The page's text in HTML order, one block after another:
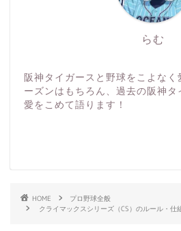
らむ
阪神タイガースと野球をこよな
ーズンはもちろん、過去の阪神タ
愛をこめて語ります！
HOME
プロ野球全般
クライマックスシリーズ（CS）のルール・仕